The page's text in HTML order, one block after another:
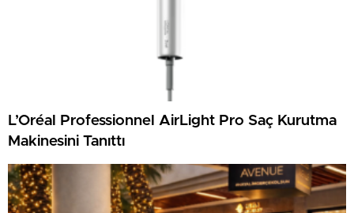
L’Oréal Professionnel AirLight Pro Saç Kurutma
Makinesini Tanıttı